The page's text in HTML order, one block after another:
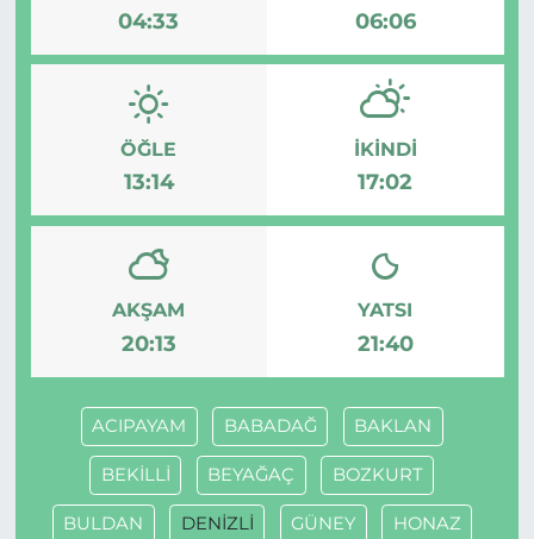
04:33 06:06
ÖĞLE
13:14
İKINDI
17:02
AKŞAM
20:13
YATSI
21:40
ACIPAYAM BABADAĞ BAKLAN
BEKİLLİ BEYAĞAÇ BOZKURT
BULDAN DENİZLİ GÜNEY HONAZ